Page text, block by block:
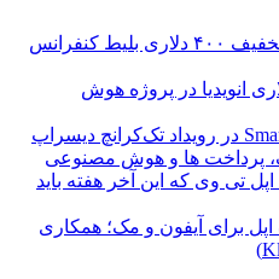
فرصت استثنایی: دریافت تخفیف ۴۰۰ دلاری بلیط کنفرانس
میلیارد دلاری انویدیا در پروژه هوش
رونمایی از استیج Smart Money در رویداد تک‌کرانچ دیسراپ
تی وی که این آخر هفته باید
برای آیفون و مک؛ همکاری